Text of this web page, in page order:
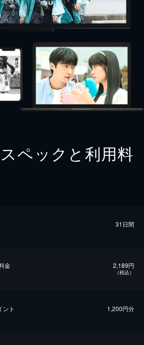
ペックと利用料
31日間
金 2,189円
（税込）
ント 1,200円分